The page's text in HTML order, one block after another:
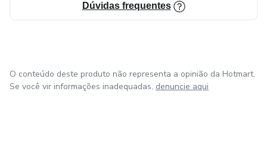
Dúvidas frequentes
O conteúdo deste produto não representa a opinião da Hotmart.
Se você vir informações inadequadas, denuncie aqui